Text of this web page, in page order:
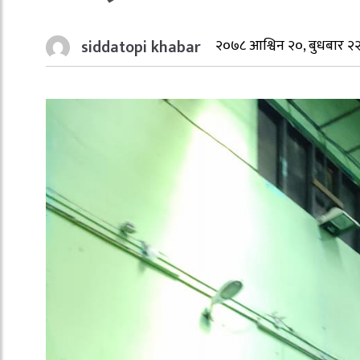
siddatopi khabar २०७८ आश्विन २०, बुधबार